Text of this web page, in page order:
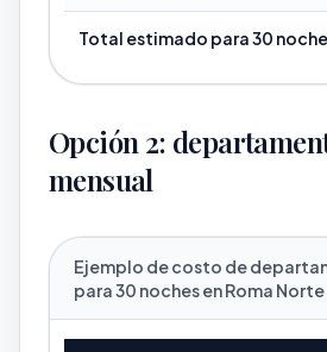
Total estimado para 30
Opción 2:
mensual
Ejemplo de costo de
para 30 noches en Roma Norte